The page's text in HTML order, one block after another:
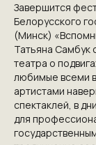
Завершится
Белорусского
(Минск)
Татьяна Самбук
театра о
любимые всеми
артистами
спектаклей, в
для
ПРОЕКТЕ